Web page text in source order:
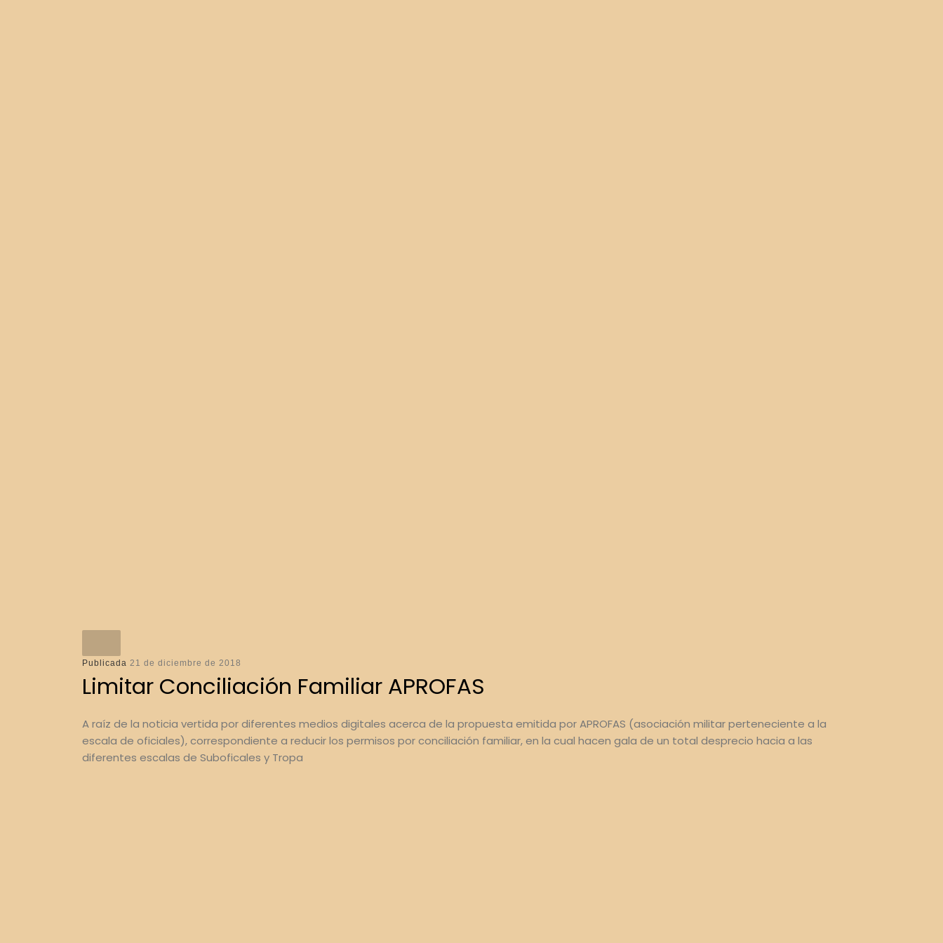
Publicada 21 de diciembre de 2018
Limitar Conciliación Familiar APROFAS
A raíz de la noticia vertida por diferentes medios digitales acerca de la propuesta emitida por APROFAS (asociación militar perteneciente a la
escala de oficiales), correspondiente a reducir los permisos por conciliación familiar, en la cual hacen gala de un total desprecio hacia a las
diferentes escalas de Suboficales y Tropa